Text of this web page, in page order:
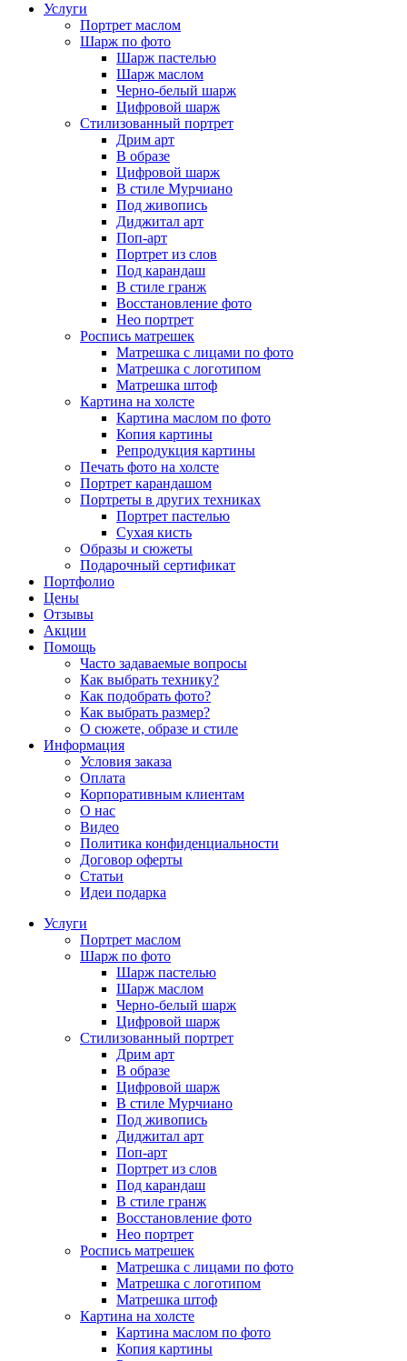
Услуги
Портрет маслом
Шарж по фото
Шарж пастелью
Шарж маслом
Черно-белый шарж
Цифровой шарж
Стилизованный портрет
Дрим арт
В образе
Цифровой шарж
В стиле Мурчиано
Под живопись
Диджитал арт
Поп-арт
Портрет из слов
Под карандаш
В стиле гранж
Восстановление фото
Нео портрет
Роспись матрешек
Матрешка с лицами по фото
Матрешка с логотипом
Матрешка штоф
Картина на холсте
Картина маслом по фото
Копия картины
Репродукция картины
Печать фото на холсте
Портрет карандашом
Портреты в других техниках
Портрет пастелью
Сухая кисть
Образы и сюжеты
Подарочный сертификат
Портфолио
Цены
Отзывы
Акции
Помощь
Часто задаваемые вопросы
Как выбрать технику?
Как подобрать фото?
Как выбрать размер?
О сюжете, образе и стиле
Информация
Условия заказа
Оплата
Корпоративным клиентам
О нас
Видео
Политика конфиденциальности
Договор оферты
Статьи
Идеи подарка
Услуги
Портрет маслом
Шарж по фото
Шарж пастелью
Шарж маслом
Черно-белый шарж
Цифровой шарж
Стилизованный портрет
Дрим арт
В образе
Цифровой шарж
В стиле Мурчиано
Под живопись
Диджитал арт
Поп-арт
Портрет из слов
Под карандаш
В стиле гранж
Восстановление фото
Нео портрет
Роспись матрешек
Матрешка с лицами по фото
Матрешка с логотипом
Матрешка штоф
Картина на холсте
Картина маслом по фото
Копия картины